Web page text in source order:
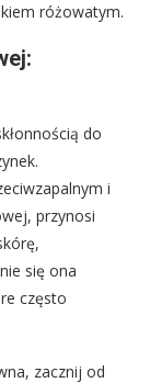
różowatym.
do
i
przynosi
się ona
często
zacznij od